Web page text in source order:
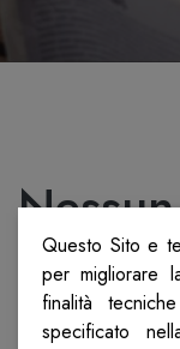
Non siamo
cercando.
Questo Sito e
per migliorare
finalità
specificato